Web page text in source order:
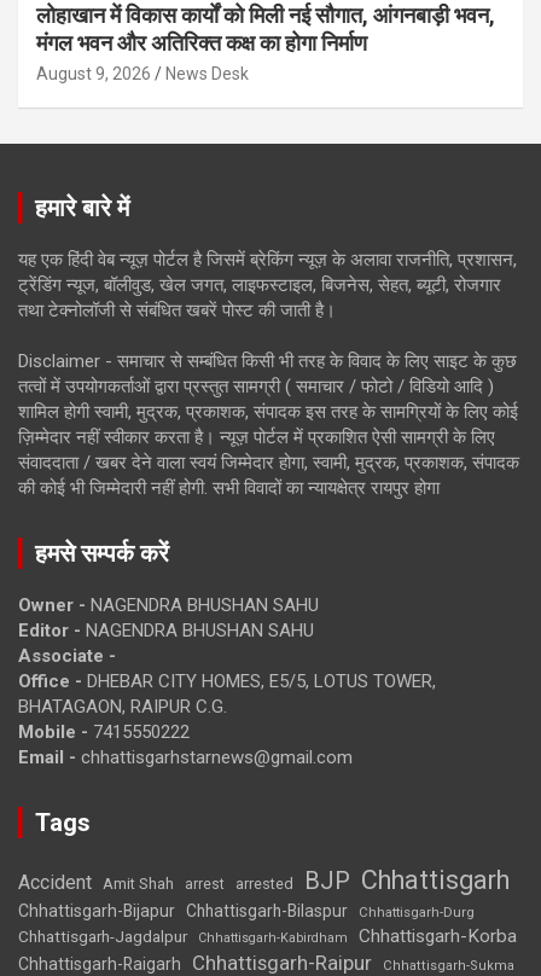
लोहाखान में विकास कार्यों को मिली नई सौगात, आंगनबाड़ी भवन,
मंगल भवन और अतिरिक्त कक्ष का होगा निर्माण
August 9, 2026 News Desk
हमारे बारे में
यह एक हिंदी वेब न्यूज़ पोर्टल है जिसमें ब्रेकिंग न्यूज़ के अलावा राजनीति, प्रशासन,
ट्रेंडिंग न्यूज, बॉलीवुड, खेल जगत, लाइफस्टाइल, बिजनेस, सेहत, ब्यूटी, रोजगार
तथा टेक्नोलॉजी से संबंधित खबरें पोस्ट की जाती है।
Disclaimer - समाचार से सम्बंधित किसी भी तरह के विवाद के लिए साइट के कुछ
तत्वों में उपयोगकर्ताओं द्वारा प्रस्तुत सामग्री ( समाचार / फोटो / विडियो आदि )
शामिल होगी स्वामी, मुद्रक, प्रकाशक, संपादक इस तरह के सामग्रियों के लिए कोई
ज़िम्मेदार नहीं स्वीकार करता है। न्यूज़ पोर्टल में प्रकाशित ऐसी सामग्री के लिए
संवाददाता / खबर देने वाला स्वयं जिम्मेदार होगा, स्वामी, मुद्रक, प्रकाशक, संपादक
की कोई भी जिम्मेदारी नहीं होगी. सभी विवादों का न्यायक्षेत्र रायपुर होगा
हमसे सम्पर्क करें
Owner - NAGENDRA BHUSHAN SAHU
Editor - NAGENDRA BHUSHAN SAHU
Associate -
Office - DHEBAR CITY HOMES, E5/5, LOTUS TOWER,
BHATAGAON, RAIPUR C.G.
Mobile - 7415550222
Email - chhattisgarhstarnews@gmail.com
Tags
Accident Amit Shah arrest arrested BJP Chhattisgarh
Chhattisgarh-Bijapur Chhattisgarh-Bilaspur Chhattisgarh-Durg
Chhattisgarh-Jagdalpur Chhattisgarh-Kabirdham Chhattisgarh-Korba
Chhattisgarh-Raigarh Chhattisgarh-Raipur
Chhattisgarh-Sukma